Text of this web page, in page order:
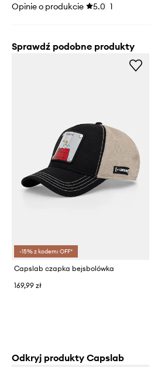
Opinie o produkcie 5.0 1
Sprawdź podobne produkty
-15% z kodem: OFF*
Capslab czapka bejsbolówka
169,99 zł
Odkryj produkty Capslab